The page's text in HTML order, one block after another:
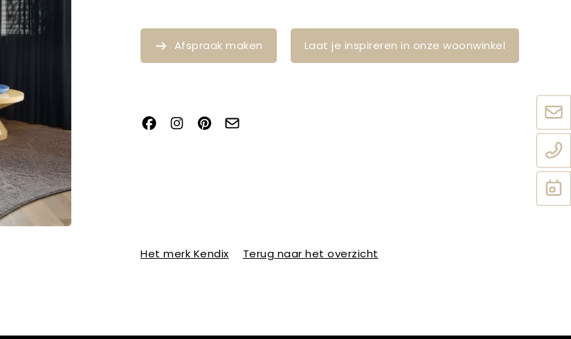
Afspraak maken Laat je inspireren in onze woonwinkel
Het merk Kendix Terug naar het overzicht